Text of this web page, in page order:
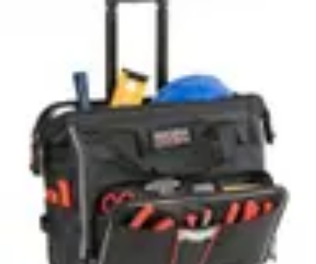
Formación en Español
Formación en Español